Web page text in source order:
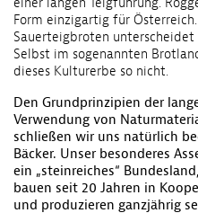
Form einzigartig für
Sauerteigbroten unterscheidet
Selbst im sogenannten
dieses Kulturerbe so nicht.
Den Grundprinzipien der
Verwendung von
schließen wir uns natürlich
Bäcker. Unser besonderes
ein „steinreiches“
bauen seit 20 Jahren in
und ­produzieren ganzjährig